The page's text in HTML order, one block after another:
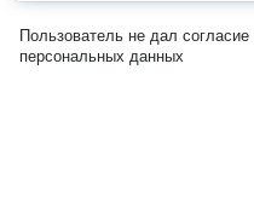
Пользователь не дал согласие
персональных данных